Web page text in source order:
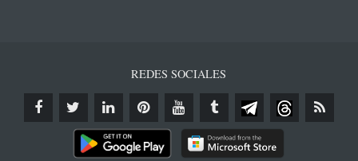
REDES SOCIALES